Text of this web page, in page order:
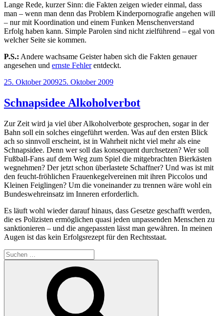
Lange Rede, kurzer Sinn: die Fakten zeigen wieder einmal, dass
man – wenn man denn das Problem Kinderpornografie angehen will
– nur mit Koordination und einem Funken Menschenverstand
Erfolg haben kann. Simple Parolen sind nicht zielführend – egal von
welcher Seite sie kommen.
P.S.: Andere wachsame Geister haben sich die Fakten genauer
angesehen und ernste Fehlerentdeckt.
Veröffentlicht
25. Oktober 200925. Oktober 2009
Schnapsidee Alkoholverbot
Zur Zeit wird ja viel über Alkoholverbote gesprochen, sogar in der
Bahn soll ein solches eingeführt werden. Was auf den ersten Blick
ach so sinnvoll erscheint, ist in Wahrheit nicht viel mehr als eine
Schnapsidee. Denn wer soll das konsequent durchsetzen? Wer soll
Fußball-Fans auf dem Weg zum Spiel die mitgebrachten Bierkästen
wegnehmen? Der jetzt schon überlastete Schaffner? Und was ist mit
den feucht-fröhlichen Frauenkegelvereinen mit ihren Piccolos und
Kleinen Feiglingen? Um die voneinander zu trennen wäre wohl ein
Bundeswehreinsatz im Inneren erforderlich.
Es läuft wohl wieder darauf hinaus, dass Gesetze geschafft werden,
die es Polizisten ermöglichen quasi jeden unpassenden Menschen zu
sanktionieren – und die angepassten lässt man gewähren. In meinen
Augen ist das kein Erfolgsrezept für den Rechtsstaat.
Suchen
nach: